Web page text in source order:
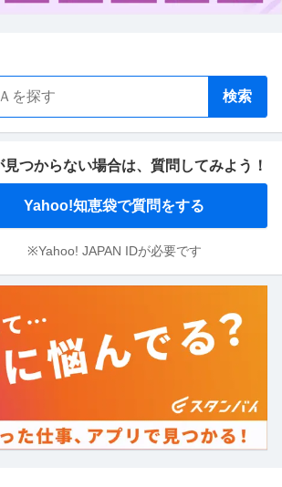
検索
つからない場合は、 質問してみよう！
Yahoo!知恵袋で質問をする
※Yahoo! JAPAN IDが必要です